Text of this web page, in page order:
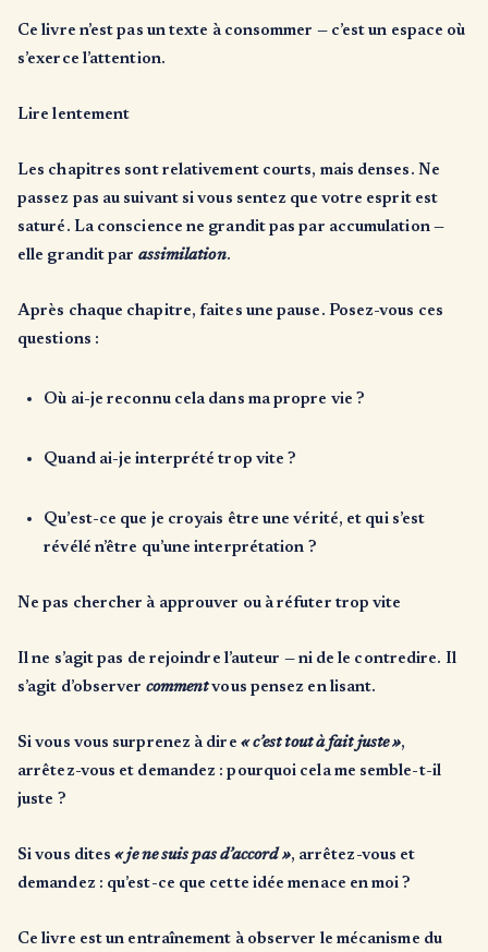
Ce livre n’est pas un texte à consommer — c’est un espace où
s’exerce l’attention.
Lire lentement
Les chapitres sont relativement courts, mais denses. Ne
passez pas au suivant si vous sentez que votre esprit est
saturé. La conscience ne grandit pas par accumulation —
elle grandit par assimilation.
Après chaque chapitre, faites une pause. Posez-vous ces
questions :
Où ai-je reconnu cela dans ma propre vie ?
Quand ai-je interprété trop vite ?
Qu’est-ce que je croyais être une vérité, et qui s’est
révélé n’être qu’une interprétation ?
Ne pas chercher à approuver ou à réfuter trop vite
Il ne s’agit pas de rejoindre l’auteur — ni de le contredire. Il
s’agit d’observer commentvous pensez en lisant.
Si vous vous surprenez à dire « c’est tout à fait juste »,
arrêtez-vous et demandez : pourquoi cela me semble-t-il
juste ?
Si vous dites« je ne suis pas d’accord », arrêtez-vous et
demandez : qu’est-ce que cette idée menace en moi ?
Ce livre est un entraînement à observer le mécanisme du